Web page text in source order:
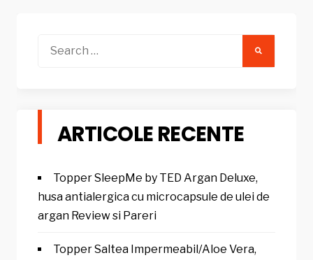
ARTICOLE RECENTE
Topper SleepMe by TED Argan Deluxe,
husa antialergica cu microcapsule de ulei de
argan Review si Pareri
Topper Saltea Impermeabil/Aloe Vera,